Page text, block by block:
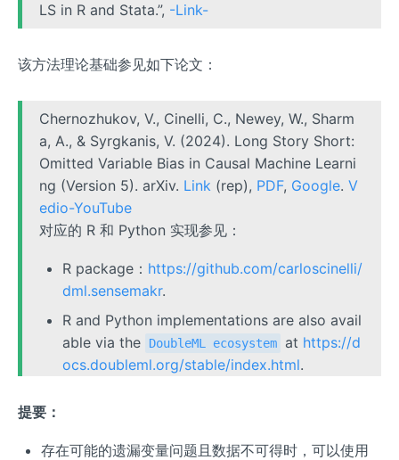
LS in R and Stata.”, -Link-
该方法理论基础参见如下论文：
Chernozhukov, V., Cinelli, C., Newey, W., Sharm
a, A., & Syrgkanis, V. (2024). Long Story Short:
Omitted Variable Bias in Causal Machine Learni
ng (Version 5). arXiv. Link (rep), PDF, Google.V
edio-YouTube
对应的 R 和 Python 实现参见：
R package： https://github.com/carloscinelli/
dml.sensemakr.
R and Python implementations are also avail
able via the
DoubleML ecosystem at https://d
ocs.doubleml.org/stable/index.html.
提要：
存在可能的遗漏变量问题且数据不可得时，可以使用